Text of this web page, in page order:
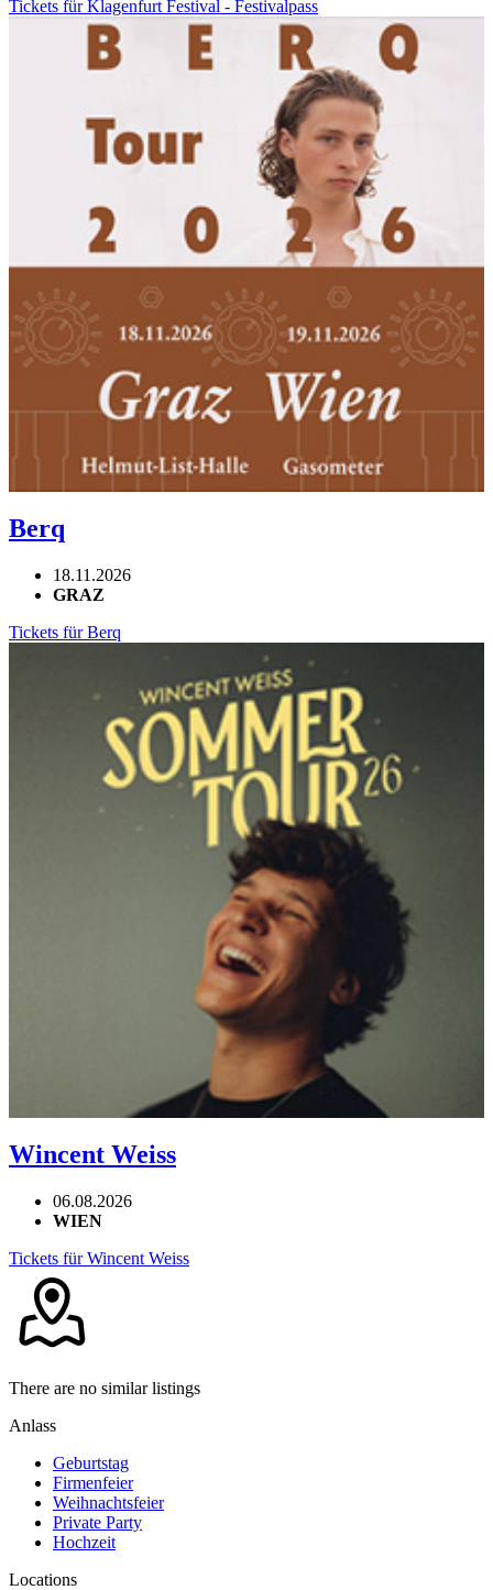
Tickets für Klagenfurt Festival - Festivalpass
Berq
18.11.2026
GRAZ
Tickets für Berq
Wincent Weiss
06.08.2026
WIEN
Tickets für Wincent Weiss
There are no similar listings
Anlass
Geburtstag
Firmenfeier
Weihnachtsfeier
Private Party
Hochzeit
Locations